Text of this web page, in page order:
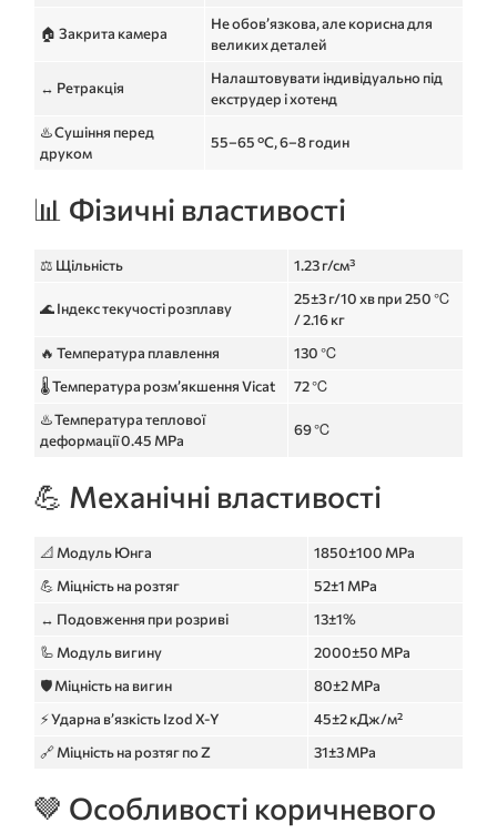
🏠 Закрита камера
Не обов’язкова, але корисна для
великих деталей
↔️ Ретракція
Налаштовувати індивідуально під
екструдер і хотенд
♨️ Сушіння перед
друком
55–65 °C, 6–8 годин
📊 Фізичні властивості
⚖️ Щільність 1.23 г/см³
🌊 Індекс текучості розплаву
25±3 г/10 хв при 250 ℃
/ 2.16 кг
🔥 Температура плавлення
130 ℃
🌡️ Температура розм’якшення Vicat
72 ℃
♨️ Температура теплової
деформації 0.45 MPa
69 ℃
💪 Механічні властивості
📐 Модуль Юнга
1850±100 MPa
💪 Міцність на розтяг
52±1 MPa
↔️ Подовження при розриві
13±1%
🦾 Модуль вигину
2000±50 MPa
🛡️ Міцність на вигин
80±2 MPa
⚡ Ударна в’язкість Izod X-Y
45±2 кДж/м²
🔗 Міцність на розтяг по Z
31±3 MPa
🤎 Особливості коричневого